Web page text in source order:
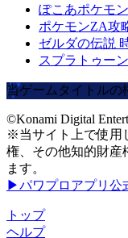
ぽこあポケモ
ポケモンZA攻
ゼルダの伝説
スプラトゥー
当ゲームタイトルの
©Konami Digital
※当サイト上で使用
権、その他知的財産
ます。
▶パワプロアプリ公
トップ
ヘルプ